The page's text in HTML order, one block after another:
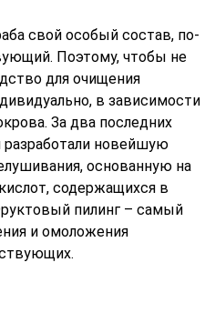
свой особый состав, по-
Поэтому, чтобы не
для очищения
в зависимости
За два последних
разработали новейшую
основанную на
содержащихся в
пилинг – самый
и омоложения